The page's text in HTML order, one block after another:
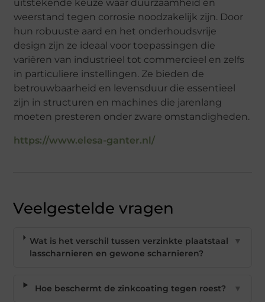
uitstekende keuze waar duurzaamheid en
weerstand tegen corrosie noodzakelijk zijn. Door
hun robuuste aard en het onderhoudsvrije
design zijn ze ideaal voor toepassingen die
variëren van industrieel tot commercieel en zelfs
in particuliere instellingen. Ze bieden de
betrouwbaarheid en levensduur die essentieel
zijn in structuren en machines die jarenlang
moeten presteren onder zware omstandigheden.
https://www.elesa-ganter.nl/
Veelgestelde vragen
Wat is het verschil tussen verzinkte plaatstaal
lasscharnieren en gewone scharnieren?
▼
Hoe beschermt de zinkcoating tegen roest? ▼